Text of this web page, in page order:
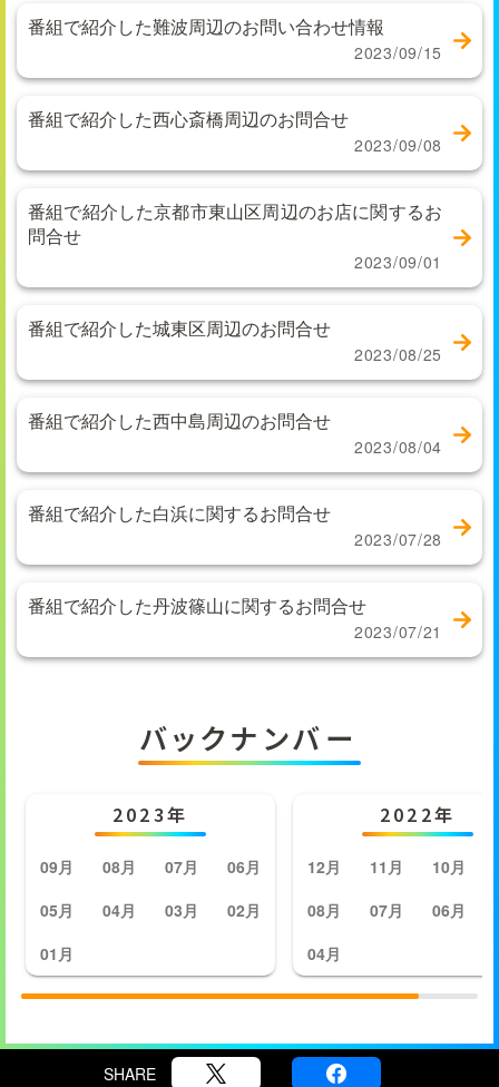
番組で紹介した難波周辺のお問い合わせ情報
2023/09/15
番組で紹介した西心斎橋周辺のお問合せ
2023/09/08
番組で紹介した京都市東山区周辺のお店に関するお
問合せ
2023/09/01
番組で紹介した城東区周辺のお問合せ
2023/08/25
番組で紹介した西中島周辺のお問合せ
2023/08/04
番組で紹介した白浜に関するお問合せ
2023/07/28
番組で紹介した丹波篠山に関するお問合せ
2023/07/21
バックナンバー
2023年
09月 08月 07月
06月
05月
04月 03月
02月
01月
2022年
12月 11月 10月
08月
07月 06月
04月
SHARE